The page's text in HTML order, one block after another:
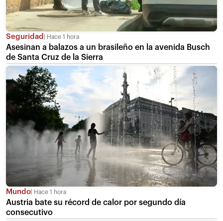
Seguridad Hace 1 hora
Asesinan a balazos a un brasileño en la avenida Busch
de Santa Cruz de la Sierra
Mundo Hace 1 hora
Austria bate su récord de calor por segundo día
consecutivo